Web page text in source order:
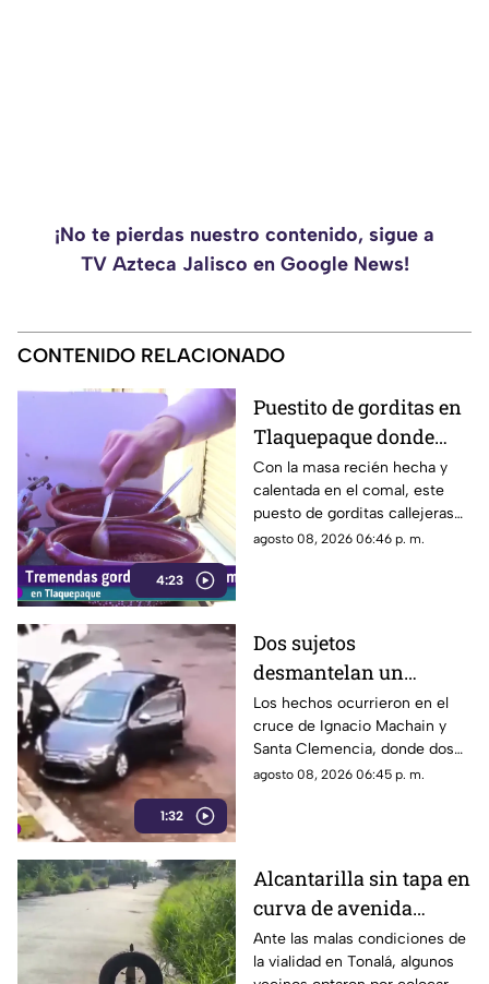
¡No te pierdas nuestro contenido, sigue a
TV Azteca Jalisco en Google News!
CONTENIDO RELACIONADO
4:23
Puestito de gorditas en
Tlaquepaque donde
una nunca es suficiente
Con la masa recién hecha y
calentada en el comal, este
puesto de gorditas callejeras
en Tlaquepaque promete
agosto 08, 2026 06:46 p. m.
1:32
Dos sujetos
desmantelan un
vehículo a plena luz del
día en Guadalajara
Los hechos ocurrieron en el
cruce de Ignacio Machain y
Santa Clemencia, donde dos
sujetos fueron captados
agosto 08, 2026 06:45 p. m.
Alcantarilla sin tapa en
curva de avenida
Patria
Ante las malas condiciones de
la vialidad en Tonalá, algunos